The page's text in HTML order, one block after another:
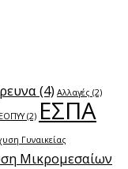
(4) Αλλαγές (2)
ΕΟΠΥΥ(2) ΕΣΠΑ
Γυναικείας
Μικρομεσαίων